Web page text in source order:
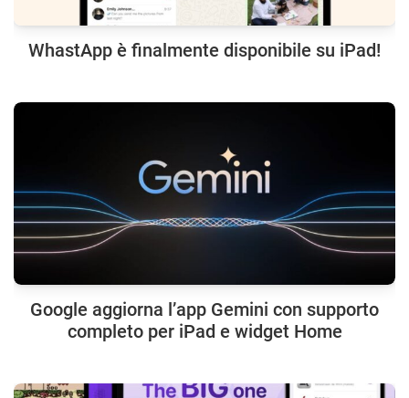
WhastApp è finalmente disponibile su iPad!
Google aggiorna l’app Gemini con supporto
completo per iPad e widget Home